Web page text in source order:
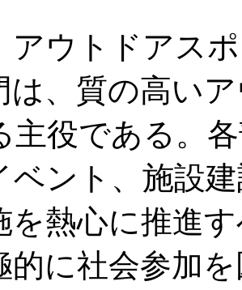
アウトドアス
は、質の高い
主役である。
ベント、施設
を熱心に推進
的に社会参加